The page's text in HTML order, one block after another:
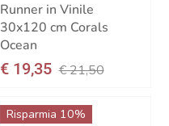
Runner in Vinile
30x120 cm Corals
Ocean
€ 19,35 € 21,50
Risparmia 10%